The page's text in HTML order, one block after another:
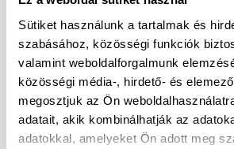
Sütiket használunk a tartalmak és
szabásához, közösségi funkciók
valamint weboldalforgalmunk
közösségi média-, hirdető- és
megosztjuk az Ön
adatait, akik kombinálhatják az
adatokkal, amelyeket Ön adott meg